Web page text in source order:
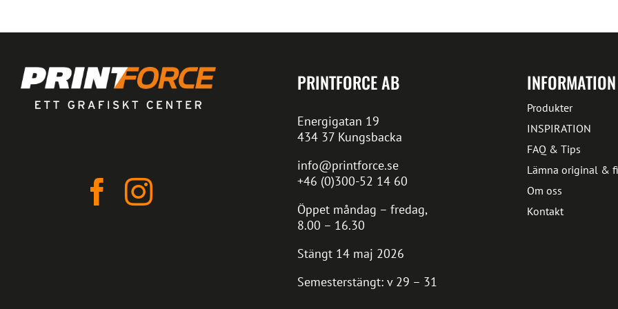
PRINTFORCE AB
Energigatan 19
434 37 Kungsbacka
info@printforce.se
+46 (0)300-52 14 60
Öppet måndag – fredag,
8.00 – 16.30
Stängt 14 maj 2026
Semesterstängt: v 29 – 31
INFORMATION
Produkter
INSPIRATION
FAQ & Tips
Lämna original &
Om oss
Kontakt